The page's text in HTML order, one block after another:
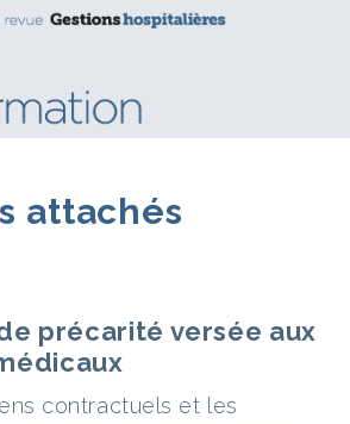
attachés
précarité versée aux
contractuels et les